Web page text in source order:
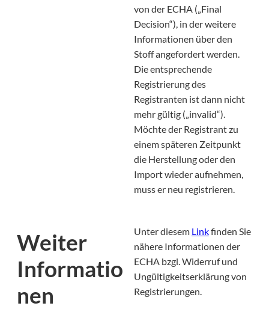
von der ECHA („Final
Decision“), in der weitere
Informationen über den
Stoff angefordert werden.
Die entsprechende
Registrierung des
Registranten ist dann nicht
mehr gültig („invalid“).
Möchte der Registrant zu
einem späteren Zeitpunkt
die Herstellung oder den
Import wieder aufnehmen,
muss er neu registrieren.
Weiter
Informatio
nen
Unter diesem Linkfinden Sie
nähere Informationen der
ECHA bzgl. Widerruf und
Ungültigkeitserklärung von
Registrierungen.